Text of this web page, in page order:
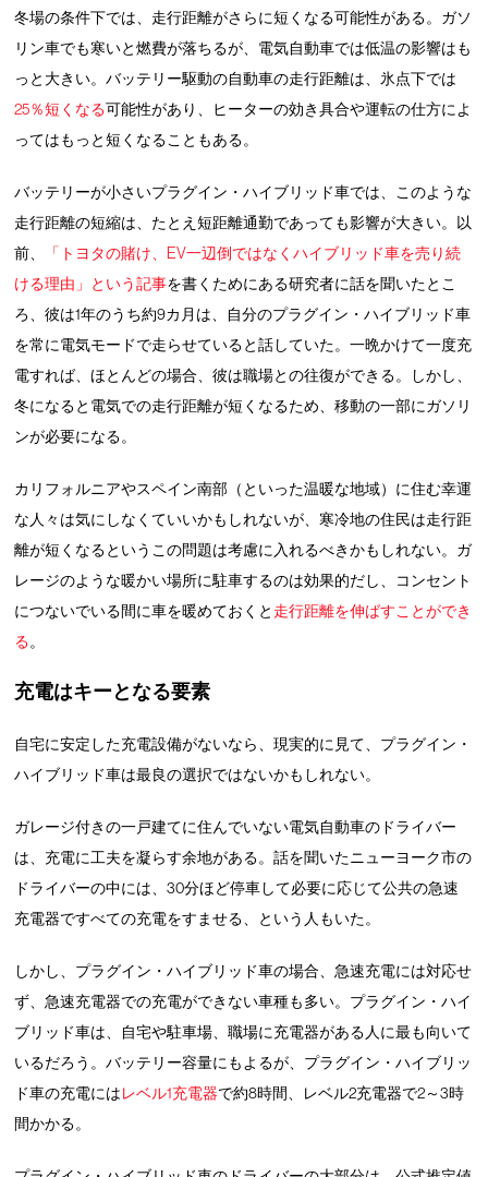
冬場の条件下では、走行距離がさらに短くなる可能性がある。ガソ
リン車でも寒いと燃費が落ちるが、電気自動車では低温の影響はも
っと大きい。バッテリー駆動の自動車の走行距離は、氷点下では
25％短くなる可能性があり、ヒーターの効き具合や運転の仕方によ
ってはもっと短くなることもある。
バッテリーが小さいプラグイン・ハイブリッド車では、このような
走行距離の短縮は、たとえ短距離通勤であっても影響が大きい。以
前、
「トヨタの賭け、EV一辺倒ではなくハイブリッド車を売り続
ける理由」という記事を書くためにある研究者に話を聞いたとこ
ろ、彼は1年のうち約9カ月は、自分のプラグイン・ハイブリッド車
を常に電気モードで走らせていると話していた。一晩かけて一度充
電すれば、ほとんどの場合、彼は職場との往復ができる。しかし、
冬になると電気での走行距離が短くなるため、移動の一部にガソリ
ンが必要になる。
カリフォルニアやスペイン南部（といった温暖な地域）に住む幸運
な人々は気にしなくていいかもしれないが、寒冷地の住民は走行距
離が短くなるというこの問題は考慮に入れるべきかもしれない。ガ
レージのような暖かい場所に駐車するのは効果的だし、コンセント
につないでいる間に車を暖めておくと 走行距離を伸ばすことができ
る。
充電はキーとなる要素
自宅に安定した充電設備がないなら、現実的に見て、プラグイン・
ハイブリッド車は最良の選択ではないかもしれない。
ガレージ付きの一戸建てに住んでいない電気自動車のドライバー
は、充電に工夫を凝らす余地がある。話を聞いたニューヨーク市の
ドライバーの中には、30分ほど停車して必要に応じて公共の急速
充電器ですべての充電をすませる、という人もいた。
しかし、プラグイン・ハイブリッド車の場合、急速充電には対応せ
ず、急速充電器での充電ができない車種も多い。プラグイン・ハイ
ブリッド車は、自宅や駐車場、職場に充電器がある人に最も向いて
いるだろう。バッテリー容量にもよるが、プラグイン・ハイブリッ
ド車の充電にはレベル1充電器で約8時間、レベル2充電器で2～3時
間かかる。